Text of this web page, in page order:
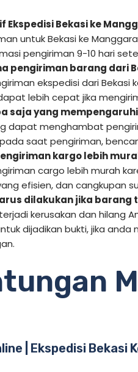
Ekspedisi Bekasi ke
untuk Bekasi ke
pengiriman 9-10 hari
pengiriman barang dari
ekspedisi dari
lebih cepat jika
saja yang
dapat menghambat
saat pengiriman,
kargo lebih
cargo lebih murah
efisien, dan cangkupan
dilakukan jika barang
kerusakan dan hilang
dijadikan bukti, jika
| Ekspedisi Bekasi